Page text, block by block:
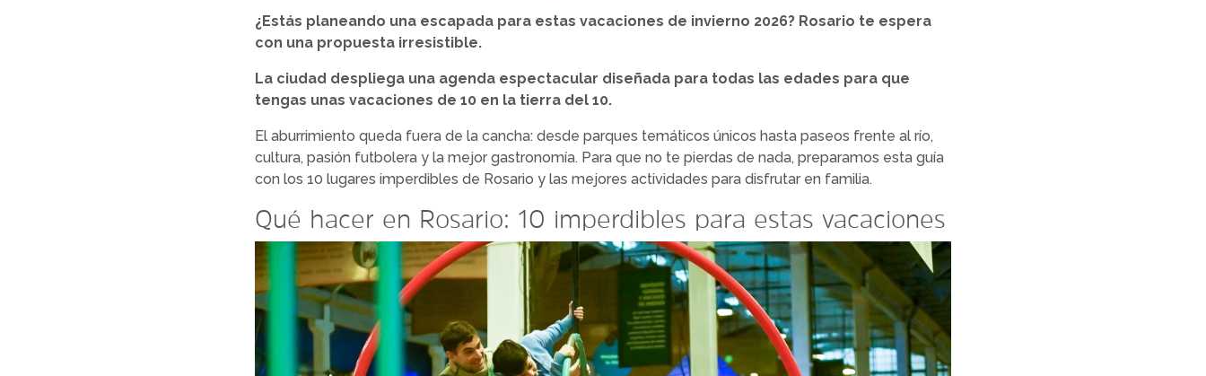
¿Estás planeando una escapada para estas vacaciones de invierno 2026? Rosario te espera
con una propuesta irresistible.
La ciudad despliega una agenda espectacular diseñada para todas las edades para que
tengas unas vacaciones de 10 en la tierra del 10.
El aburrimiento queda fuera de la cancha: desde parques temáticos únicos hasta paseos frente al río,
cultura, pasión futbolera y la mejor gastronomía. Para que no te pierdas de nada, preparamos esta guía
con los 10 lugares imperdibles de Rosario y las mejores actividades para disfrutar en familia.
Qué hacer en Rosario: 10 imperdibles para estas vacaciones